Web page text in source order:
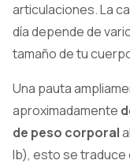
articulaciones. La
día depende de
tamaño de tu
Una pauta
aproximadamente
de peso corporal
lb), esto se traduce